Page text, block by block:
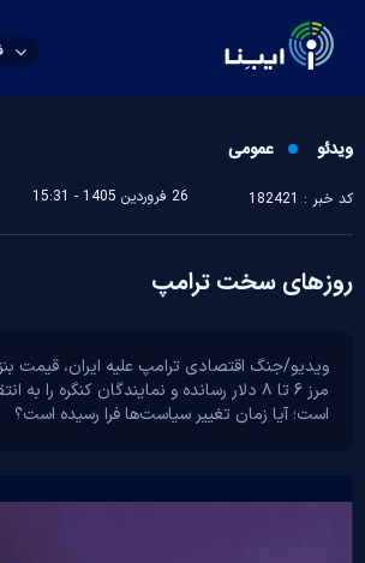
ویدئو عمومی
کد خبر : 182421 26 فروردين 1405 - 15:31
روز‌های سخت ترامپ
ویدیو/جنگ اقتصادی ترامپ علیه ایران، قیمت
مرز ۶ تا ۸ دلار رسانده و نمایندگان کنگره را به
است؛ آیا زمان تغییر سیاست‌ها فرا رسیده است؟